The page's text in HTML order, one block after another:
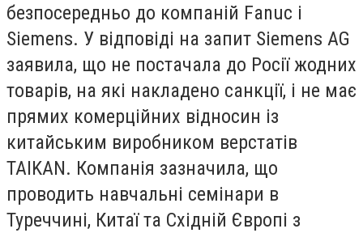
безпосередньо до компаній Fanuc і
Siemens. У відповіді на запит Siemens AG
заявила, що не постачала до Росії жодних
товарів, на які накладено санкції, і не має
прямих комерційних відносин із
китайським виробником верстатів
TAIKAN. Компанія зазначила, що
проводить навчальні семінари в
Туреччині, Китаї та Східній Європі з